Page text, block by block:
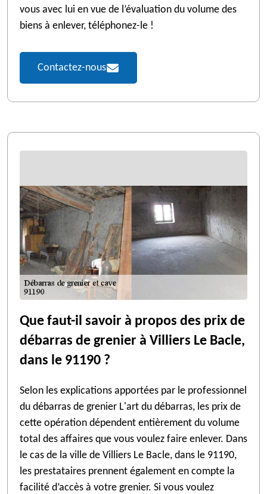
vous avec lui en vue de l’évaluation du volume des
biens à enlever, téléphonez-le !
Contactez-nous
Que faut-il savoir à propos des prix de
débarras de grenier à Villiers Le Bacle,
dans le 91190 ?
Selon les explications apportées par le professionnel
du débarras de grenier L'art du débarras, les prix de
cette opération dépendent entièrement du volume
total des affaires que vous voulez faire enlever. Dans
le cas de la ville de Villiers Le Bacle, dans le 91190,
les prestataires prennent également en compte la
facilité d’accès à votre grenier. Si vous voulez